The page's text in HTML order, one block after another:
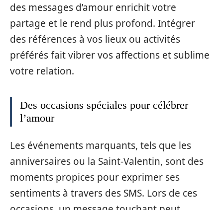
des messages d’amour enrichit votre
partage et le rend plus profond. Intégrer
des références à vos lieux ou activités
préférés fait vibrer vos affections et sublime
votre relation.
Des occasions spéciales pour célébrer
l’amour
Les événements marquants, tels que les
anniversaires ou la Saint-Valentin, sont des
moments propices pour exprimer ses
sentiments à travers des SMS. Lors de ces